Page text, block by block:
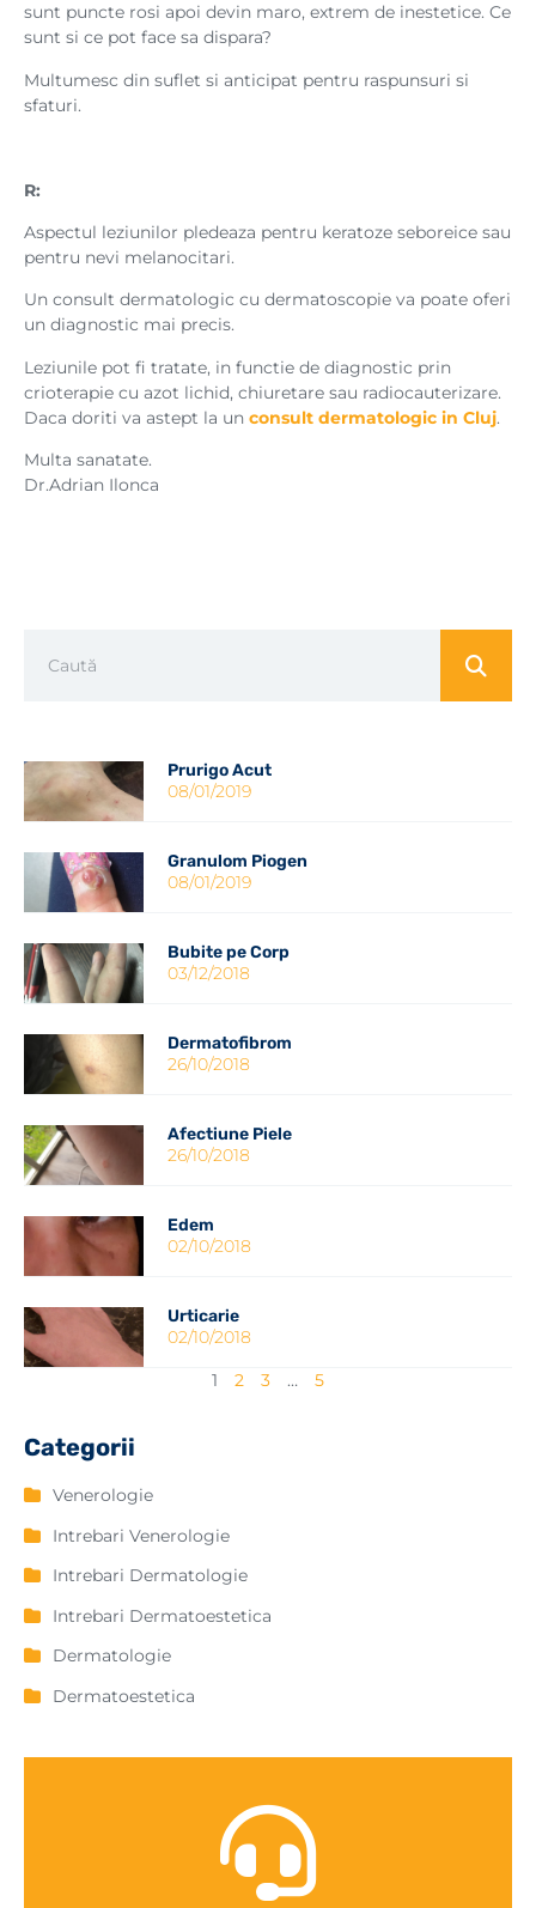
sunt puncte rosi apoi devin maro, extrem de inestetice. Ce
sunt si ce pot face sa dispara?
Multumesc din suflet si anticipat pentru raspunsuri si
sfaturi.
R:
Aspectul leziunilor pledeaza pentru keratoze seboreice sau
pentru nevi melanocitari.
Un consult dermatologic cu dermatoscopie va poate oferi
un diagnostic mai precis.
Leziunile pot fi tratate, in functie de diagnostic prin
crioterapie cu azot lichid, chiuretare sau radiocauterizare.
Daca doriti va astept la un consult dermatologic in Cluj.
Multa sanatate.
Dr.Adrian Ilonca
Prurigo Acut
08/01/2019
Granulom Piogen
08/01/2019
Bubite pe Corp
03/12/2018
Dermatofibrom
26/10/2018
Afectiune Piele
26/10/2018
Edem
02/10/2018
Urticarie
02/10/2018
1
2 3 … 5
Categorii
Venerologie
Intrebari Venerologie
Intrebari Dermatologie
Intrebari Dermatoestetica
Dermatologie
Dermatoestetica